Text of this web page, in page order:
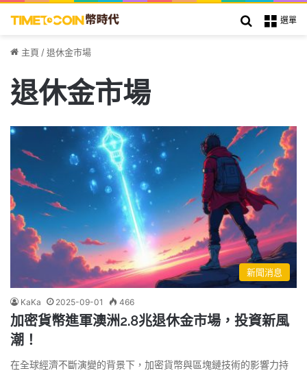
選單
搜索
主頁 /退休金市場
退休金市場
新聞消息
KaKa 2025-09-01 466
加密貨幣進軍澳洲2.8兆退休金市場，投資新風
潮！
在全球經濟不斷演變的背景下，加密貨幣與區塊鏈技術的影響力持